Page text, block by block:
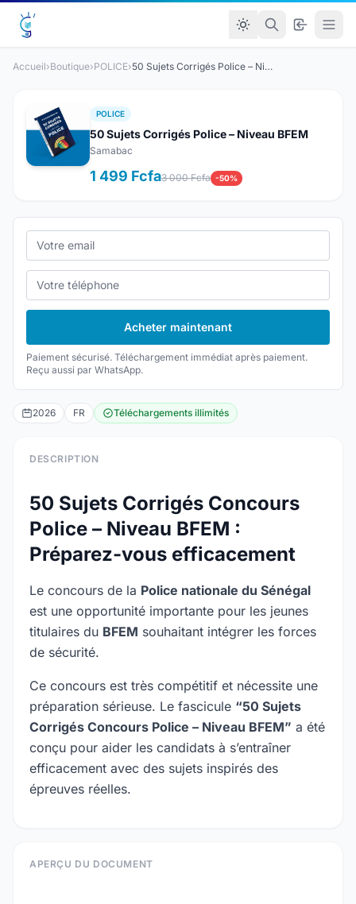
Accueil›Boutique›POLICE› 50 Sujets Corrigés Police – Niveau BFEM
POLICE
50 Sujets Corrigés Police – Niveau BFEM
Samabac
1 499 Fcfa3 000 Fcfa -50%
Acheter maintenant
Paiement sécurisé. Téléchargement immédiat après paiement.
Reçu aussi par WhatsApp.
2026 FR Téléchargements illimités
DESCRIPTION
50 Sujets Corrigés Concours
Police – Niveau BFEM :
Préparez-vous efficacement
Le concours de la Police nationale du Sénégal
est une opportunité importante pour les jeunes
titulaires du BFEM souhaitant intégrer les forces
de sécurité.
Ce concours est très compétitif et nécessite une
préparation sérieuse. Le fascicule “50 Sujets
Corrigés Concours Police – Niveau BFEM” a été
conçu pour aider les candidats à s’entraîner
efficacement avec des sujets inspirés des
épreuves réelles.
APERÇU DU DOCUMENT